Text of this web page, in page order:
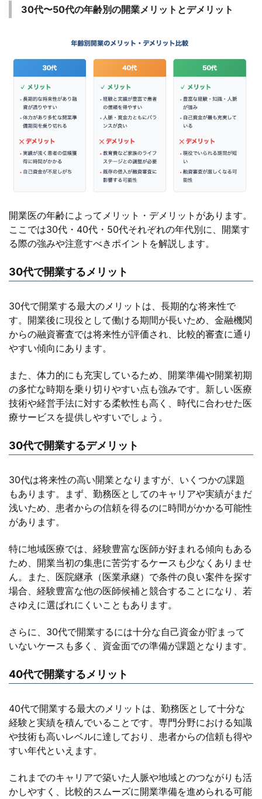
30代〜50代の年齢別の開業メリットとデメリット
開業医の年齢によってメリット・デメリットがあります。
ここでは30代・40代・50代それぞれの年代別に、開業す
る際の強みや注意すべきポイントを解説します。
30代で開業するメリット
30代で開業する最大のメリットは、長期的な将来性で
す。開業後に現役として働ける期間が長いため、金融機関
からの融資審査では将来性が評価され、比較的審査に通り
やすい傾向にあります。
また、体力的にも充実しているため、開業準備や開業初期
の多忙な時期を乗り切りやすい点も強みです。新しい医療
技術や経営手法に対する柔軟性も高く、時代に合わせた医
療サービスを提供しやすいでしょう。
30代で開業するデメリット
30代は将来性の高い開業となりますが、いくつかの課題
もあります。まず、勤務医としてのキャリアや実績がまだ
浅いため、患者からの信頼を得るのに時間がかかる可能性
があります。
特に地域医療では、経験豊富な医師が好まれる傾向もある
ため、開業当初の集患に苦労するケースも少なくありませ
ん。また、医院継承（医業承継）で条件の良い案件を探す
場合、経験豊富な他の医師候補と競合することになり、若
さゆえに選ばれにくいこともあります。
さらに、30代で開業するには十分な自己資金が貯まって
いないケースも多く、資金面での準備が課題となります。
40代で開業するメリット
40代で開業する最大のメリットは、勤務医として十分な
経験と実績を積んでいることです。専門分野における知識
や技術も高いレベルに達しており、患者からの信頼も得や
すい年代といえます。
これまでのキャリアで築いた人脈や地域とのつながりも活
かしやすく、比較的スムーズに開業準備を進められる可能